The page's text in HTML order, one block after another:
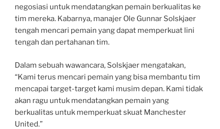
negosiasi untuk mendatangkan pemain berkualitas ke
tim mereka. Kabarnya, manajer Ole Gunnar Solskjaer
tengah mencari pemain yang dapat memperkuat lini
tengah dan pertahanan tim.
Dalam sebuah wawancara, Solskjaer mengatakan,
“Kami terus mencari pemain yang bisa membantu tim
mencapai target-target kami musim depan. Kami tidak
akan ragu untuk mendatangkan pemain yang
berkualitas untuk memperkuat skuat Manchester
United.”